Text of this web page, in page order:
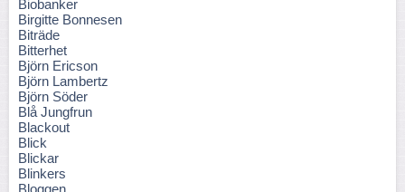
Biobanker
Birgitte Bonnesen
Biträde
Bitterhet
Björn Ericson
Björn Lambertz
Björn Söder
Blå Jungfrun
Blackout
Blick
Blickar
Blinkers
Bloggen